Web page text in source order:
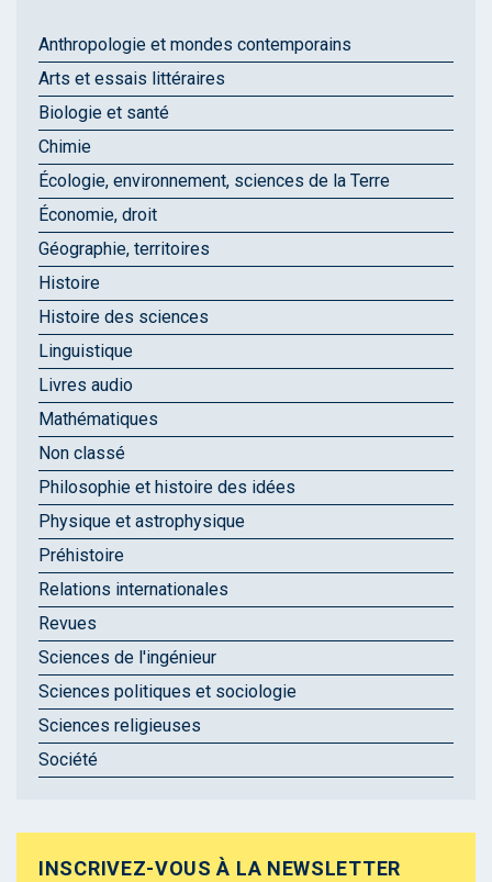
Anthropologie et mondes contemporains
Arts et essais littéraires
Biologie et santé
Chimie
Écologie, environnement, sciences de la Terre
Économie, droit
Géographie, territoires
Histoire
Histoire des sciences
Linguistique
Livres audio
Mathématiques
Non classé
Philosophie et histoire des idées
Physique et astrophysique
Préhistoire
Relations internationales
Revues
Sciences de l'ingénieur
Sciences politiques et sociologie
Sciences religieuses
Société
INSCRIVEZ-VOUS À LA NEWSLETTER